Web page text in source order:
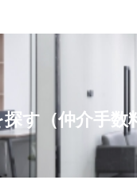
す（仲介手数